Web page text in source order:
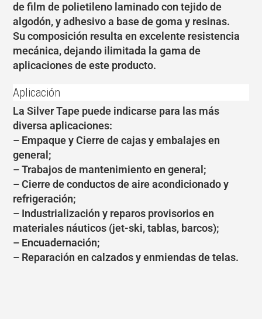
de film de polietileno laminado con tejido de
algodón, y adhesivo a base de goma y resinas.
Su composición resulta en excelente resistencia
mecánica, dejando ilimitada la gama de
aplicaciones de este producto.
Aplicación
La Silver Tape puede indicarse para las más
diversa aplicaciones:
– Empaque y Cierre de cajas y embalajes en
general;
– Trabajos de mantenimiento en general;
– Cierre de conductos de aire acondicionado y
refrigeración;
– Industrialización y reparos provisorios en
materiales náuticos (jet-ski, tablas, barcos);
– Encuadernación;
– Reparación en calzados y enmiendas de telas.